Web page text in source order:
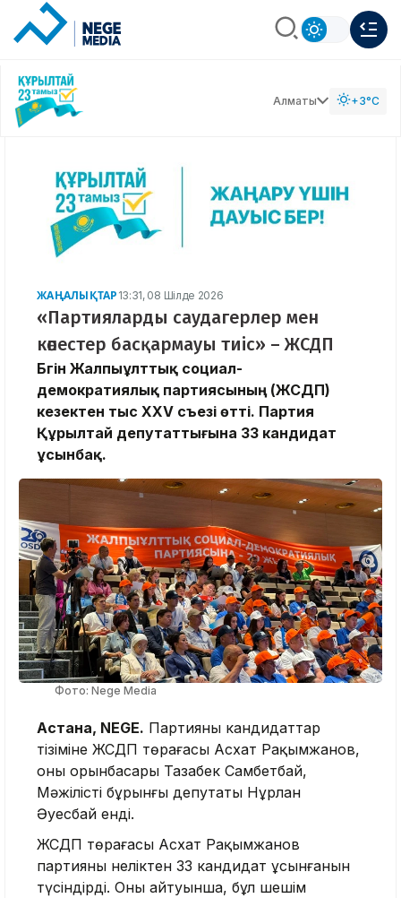
Алматы +3°C
ЖАҢАЛЫҚТАР 13:31, 08 Шілде 2026
«Партияларды саудагерлер мен
көпестер басқармауы тиіс» – ЖСДП
Бүгін Жалпыұлттық социал-
демократиялық партиясының (ЖСДП)
кезектен тыс XXV съезі өтті. Партия
Құрылтай депутаттығына 33 кандидат
ұсынбақ.
Фото: Nege Media
Астана, NEGE. Партияның кандидаттар
тізіміне ЖСДП төрағасы Асхат Рақымжанов,
оның орынбасары Тазабек Самбетбай,
Мәжілістің бұрынғы депутаты Нұрлан
Әуесбай енді.
ЖСДП төрағасы Асхат Рақымжанов
партияның неліктен 33 кандидат ұсынғанын
түсіндірді. Оның айтуынша, бұл шешім